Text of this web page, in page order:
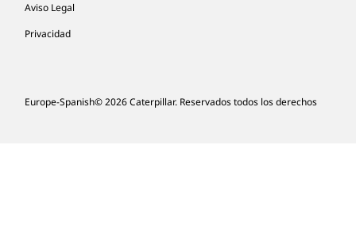
Aviso Legal
Privacidad
Europe-Spanish© 2026 Caterpillar. Reservados todos los derechos